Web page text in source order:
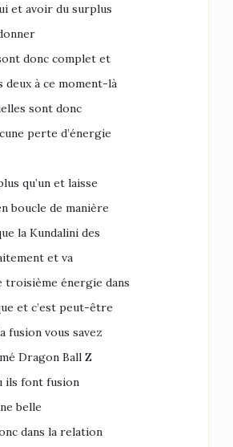
et avoir du surplus
donc complet et
deux à ce moment-là
sont donc
perte d’énergie
qu’un et laisse
boucle de manière
la Kundalini des
et va
énergie dans
et c’est peut-être
fusion vous savez
Dragon Ball Z
ils font fusion
belle
dans la relation